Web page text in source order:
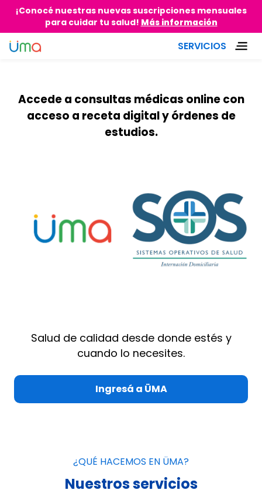
¡Conocé nuestras nuevas suscripciones mensuales
para cuidar tu salud! Más información
SERVICIOS
Inicio/
Accede a consultas médicas online con
acceso a receta digital y órdenes de
estudios.
Salud de calidad desde donde estés y
cuando lo necesites.
Ingresá a ÜMA
¿QUÉ HACEMOS EN ÜMA?
Nuestros servicios